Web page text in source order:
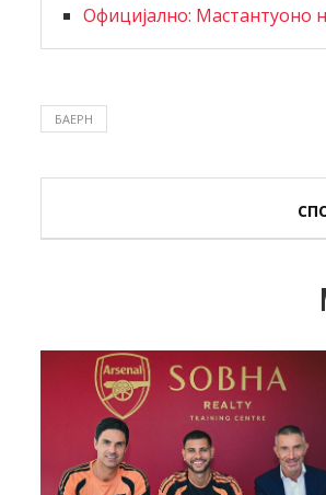
Официјално: Мастантуоно
БАЕРН